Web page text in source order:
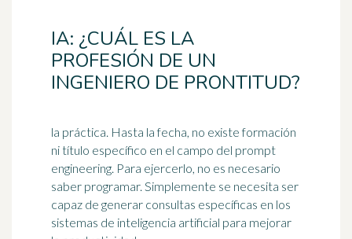
IA: ¿CUÁL ES LA
PROFESIÓN DE UN
INGENIERO DE PRONTITUD?
la práctica. Hasta la fecha, no existe formación
ni título específico en el campo del prompt
engineering. Para ejercerlo, no es necesario
saber programar. Simplemente se necesita ser
capaz de generar consultas específicas en los
sistemas de inteligencia artificial para mejorar